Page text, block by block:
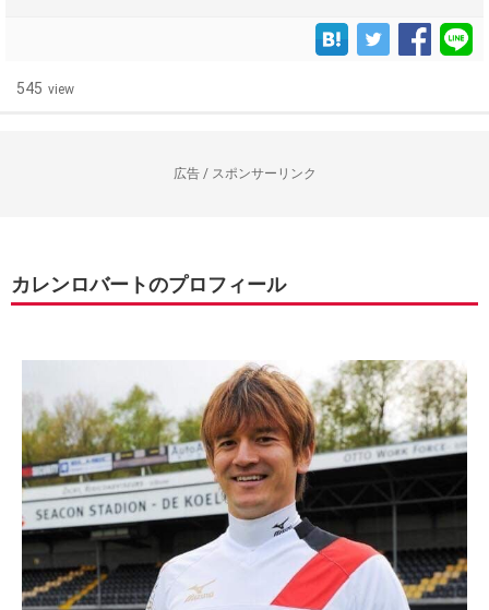
545 view
広告 / スポンサーリンク
カレンロバートのプロフィール